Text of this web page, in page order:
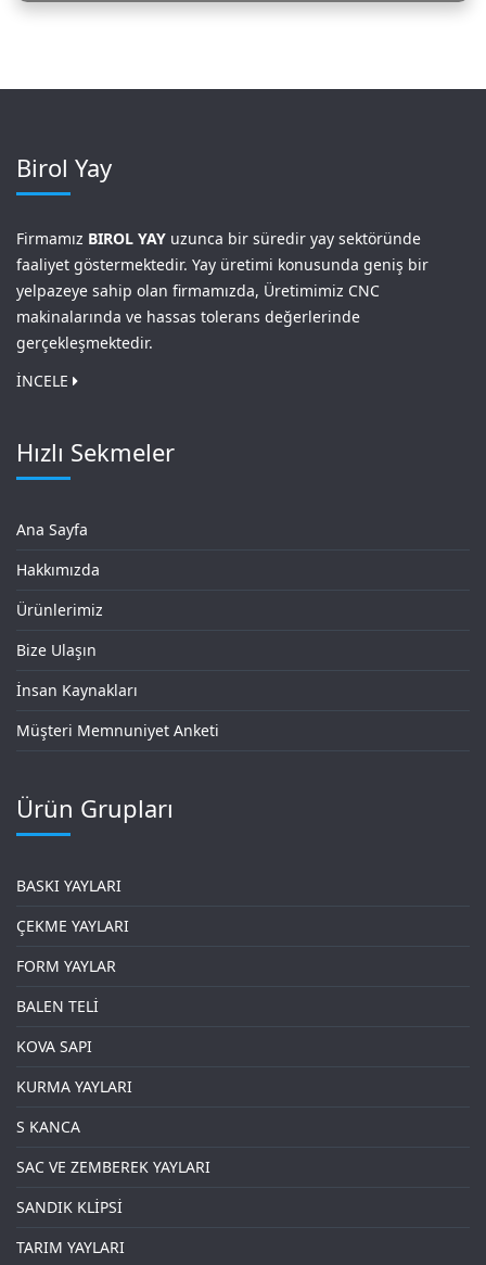
Birol Yay
Firmamız BIROL YAY uzunca bir süredir yay sektöründe
faaliyet göstermektedir. Yay üretimi konusunda geniş bir
yelpazeye sahip olan firmamızda, Üretimimiz CNC
makinalarında ve hassas tolerans değerlerinde
gerçekleşmektedir.
İNCELE
Hızlı Sekmeler
Ana Sayfa
Hakkımızda
Ürünlerimiz
Bize Ulaşın
İnsan Kaynakları
Müşteri Memnuniyet Anketi
Ürün Grupları
BASKI YAYLARI
ÇEKME YAYLARI
FORM YAYLAR
BALEN TELİ
KOVA SAPI
KURMA YAYLARI
S KANCA
SAC VE ZEMBEREK YAYLARI
SANDIK KLİPSİ
TARIM YAYLARI